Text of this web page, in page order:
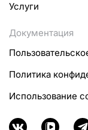
Услуги
Документация
Политика
Использование